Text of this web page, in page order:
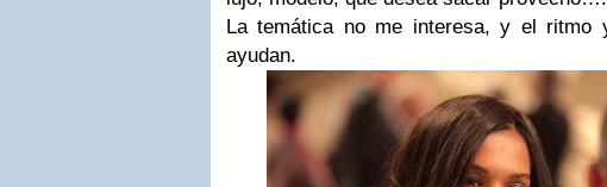
La temática no me interesa, y el ritmo
ayudan.